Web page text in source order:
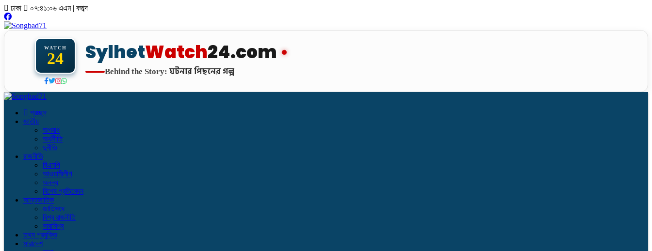
ঢাকা ০৭:৪১:০৭ এএম| বঙ্গাব্দ
WATCH
24 SylhetWatch24.com
Behind the Story: ঘটনার পিছনের গল্প
প্রচ্ছদ
জাতীয়
অপরাধ
অর্থনীতি
দুর্নীতি
রাজনীতি
বিএনপি
আওয়ামীলীগ
অনন্য
বিশেষ প্রতিবেদন
আন্তজাতিক
জাতিসংঘ
বিশ্ব রাজনীতি
সারাবিশ্ব
তথ্য প্রযুক্তি
সারাদেশ